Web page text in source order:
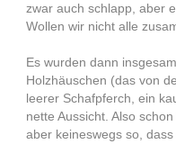
zwar auch schlapp, aber
Wollen wir nicht alle
Es wurden dann
Holzhäuschen (das von
leerer Schafpferch, ein
nette Aussicht. Also
aber keineswegs so,